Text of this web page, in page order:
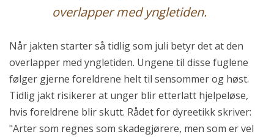
overlapper med yngletiden.
Når jakten starter så tidlig som juli betyr det at den
overlapper med yngletiden. Ungene til disse fuglene
følger gjerne foreldrene helt til sensommer og høst.
Tidlig jakt risikerer at unger blir etterlatt hjelpeløse,
hvis foreldrene blir skutt. Rådet for dyreetikk skriver:
"Arter som regnes som skadegjørere, men som er vel